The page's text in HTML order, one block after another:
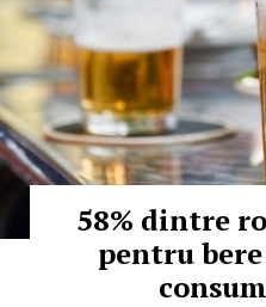
58% dintre
pentru